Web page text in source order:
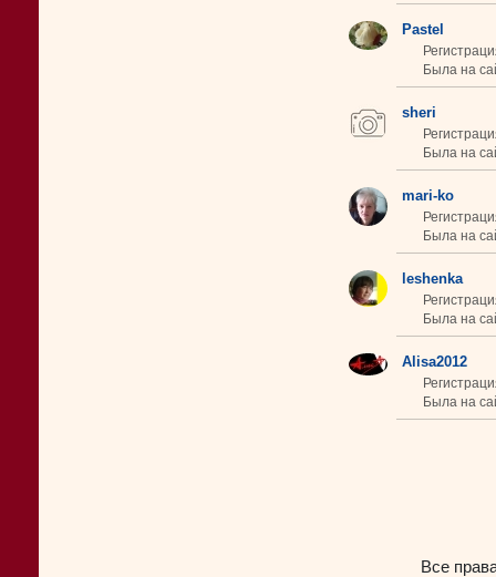
Pastel
Была на
sheri
Была на
mari-ko
Была на
leshenka
Была на
Alisa2012
Была на
Все